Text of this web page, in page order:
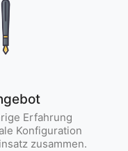
Erfahrung
Konfiguration
zusammen.